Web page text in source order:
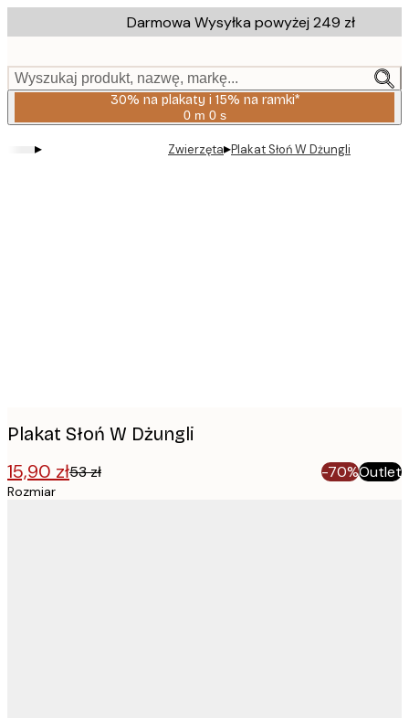
to
content.
Darmowa Wysyłka powyżej 249 zł
Wyszukaj produkt, nazwę, markę...
30% na plakaty i 15% na ramki*
0 m 0 s
Ważny
2026-
▸ Zwierzęta▸Plakat Słoń W Dżungli
Plakat Słoń W Dżungli
15,90 zł53 zł -70%Outlet
Rozmiar